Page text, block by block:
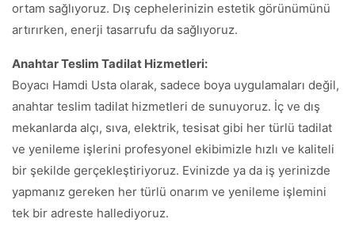
ortam sağlıyoruz. Dış cephelerinizin estetik görünümünü
artırırken, enerji tasarrufu da sağlıyoruz.
Anahtar Teslim Tadilat Hizmetleri:
Boyacı Hamdi Usta olarak, sadece boya uygulamaları değil,
anahtar teslim tadilat hizmetleri de sunuyoruz. İç ve dış
mekanlarda alçı, sıva, elektrik, tesisat gibi her türlü tadilat
ve yenileme işlerini profesyonel ekibimizle hızlı ve kaliteli
bir şekilde gerçekleştiriyoruz. Evinizde ya da iş yerinizde
yapmanız gereken her türlü onarım ve yenileme işlemini
tek bir adreste hallediyoruz.